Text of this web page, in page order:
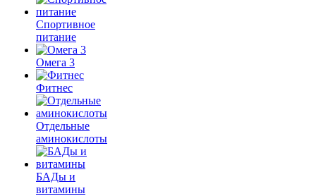
Спортивное
питание
Омега 3
Фитнес
Отдельные
аминокислоты
БАДы и
витамины